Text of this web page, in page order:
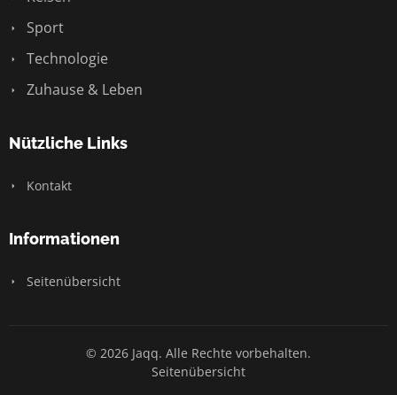
Sport
Technologie
Zuhause & Leben
Nützliche Links
Kontakt
Informationen
Seitenübersicht
© 2026 Jaqq. Alle Rechte vorbehalten.
Seitenübersicht